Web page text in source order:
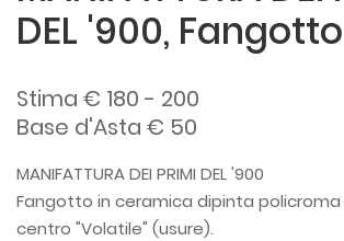
DEL '900, Fangotto
Stima € 180 - 200
Base d'Asta € 50
MANIFATTURA DEI PRIMI DEL '900
Fangotto in ceramica dipinta
centro "Volatile" (usure).